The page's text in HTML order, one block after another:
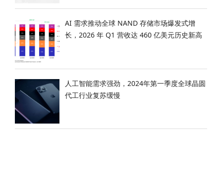
AI 需求推动全球 NAND 存储市场爆发式增
长，2026 年 Q1 营收达 460 亿美元历史新高
人工智能需求强劲，2024年第一季度全球晶圆
代工行业复苏缓慢